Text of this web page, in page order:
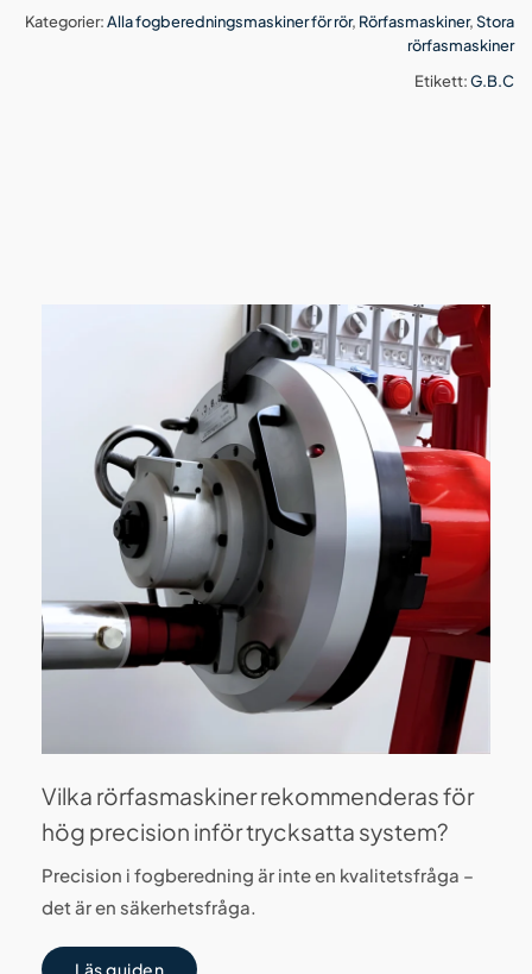
Kategorier:Alla fogberedningsmaskiner för rör, Rörfasmaskiner,Stora
rörfasmaskiner
Etikett:G.B.C
Vilka rörfasmaskiner rekommenderas för
hög precision inför trycksatta system?
Precision i fogberedning är inte en kvalitetsfråga –
det är en säkerhetsfråga.
Läs guiden